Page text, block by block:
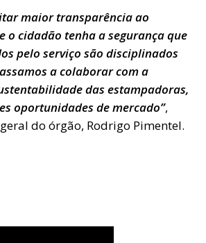
maior transparência ao
o cidadão tenha a segurança que
pelo serviço são disciplinados
a colaborar com a
das estampadoras,
oportunidades de mercado”,
do órgão, Rodrigo Pimentel.